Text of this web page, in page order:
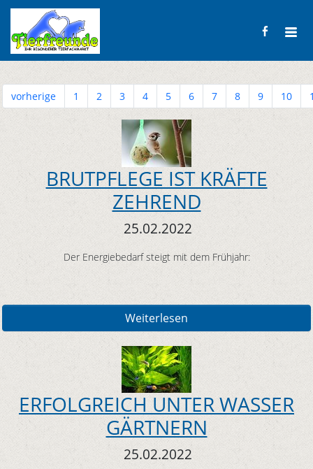
vorherige 1 2 3 4 5 6 7 8 9 10
BRUTPFLEGE IST KRÄFTE
ZEHREND
25.02.2022
Der Energiebedarf steigt mit dem Frühjahr:
Weiterlesen
ERFOLGREICH UNTER WASSER
GÄRTNERN
25.02.2022